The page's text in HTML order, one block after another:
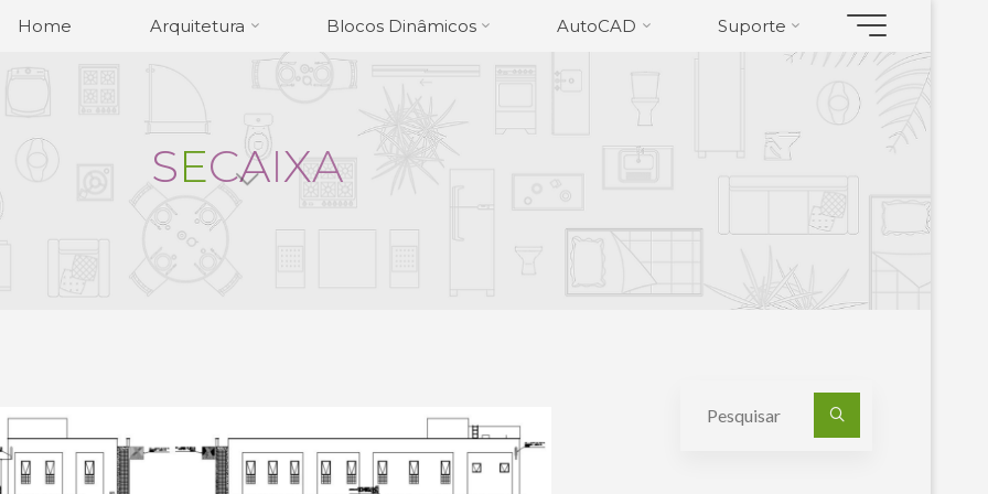
Home Arquitetura Blocos Dinâmicos AutoCAD Suporte
SECAIXA